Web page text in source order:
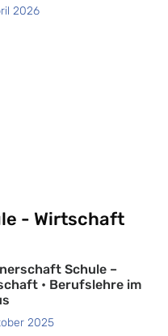
2026
- Wirtschaft
Schule –
• Berufslehre im
2025